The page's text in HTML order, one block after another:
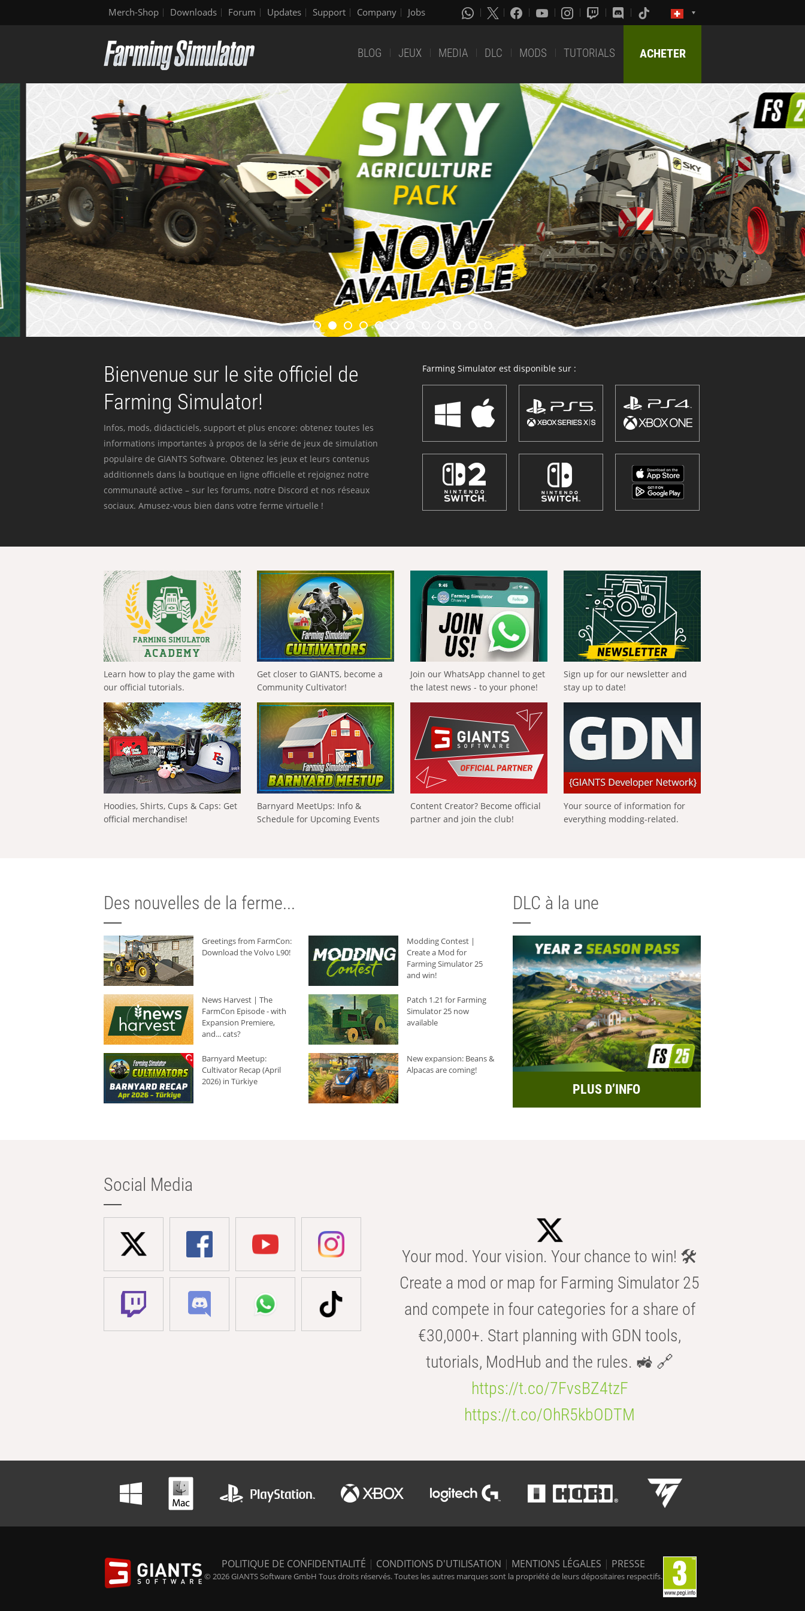
Merch-Shop Downloads Forum Updates Support Company Jobs
BLOG JEUX MEDIA DLC MODS TUTORIALS ACHETER
Bienvenue sur le site officiel de
Farming Simulator!
Infos, mods, didacticiels, support et plus encore: obtenez toutes les
informations importantes à propos de la série de jeux de simulation
populaire de GIANTS Software. Obtenez les jeux et leurs contenus
additionnels dans la boutique en ligne officielle et rejoignez notre
communauté active – sur les forums, notre Discord et nos réseaux
sociaux. Amusez-vous bien dans votre ferme virtuelle !
Farming Simulator est disponible sur :
Learn how to play the game with
our official tutorials.
Get closer to GIANTS, become a
Community Cultivator!
Join our WhatsApp channel to get
the latest news - to your phone!
Sign up for our newsletter and
stay up to date!
Hoodies, Shirts, Cups & Caps: Get
official merchandise!
Barnyard MeetUps: Info &
Schedule for Upcoming Events
Content Creator? Become official
partner and join the club!
Your source of information for
everything modding-related.
Des nouvelles de la ferme...
Greetings from FarmCon:
Download the Volvo L90!
Modding Contest |
Create a Mod for
Farming Simulator 25
and win!
News Harvest | The
FarmCon Episode - with
Expansion Premiere,
and... cats?
Patch 1.21 for Farming
Simulator 25 now
available
Barnyard Meetup:
Cultivator Recap (April
2026) in Türkiye
New expansion: Beans &
Alpacas are coming!
DLC à la une
PLUS D’INFO
Social Media
Your mod. Your vision. Your chance to win! 🛠️
Create a mod or map for Farming Simulator 25
and compete in four categories for a share of
€30,000+. Start planning with GDN tools,
tutorials, ModHub and the rules. 🚜 🔗
https://t.co/7FvsBZ4tzF
https://t.co/OhR5kbODTM
POLITIQUE DE CONFIDENTIALITÉ | CONDITIONS D'UTILISATION | MENTIONS LÉGALES | PRESSE
© 2026 GIANTS Software GmbH Tous droits réservés. Toutes les autres marques sont la propriété de leurs dépositaires respectifs.